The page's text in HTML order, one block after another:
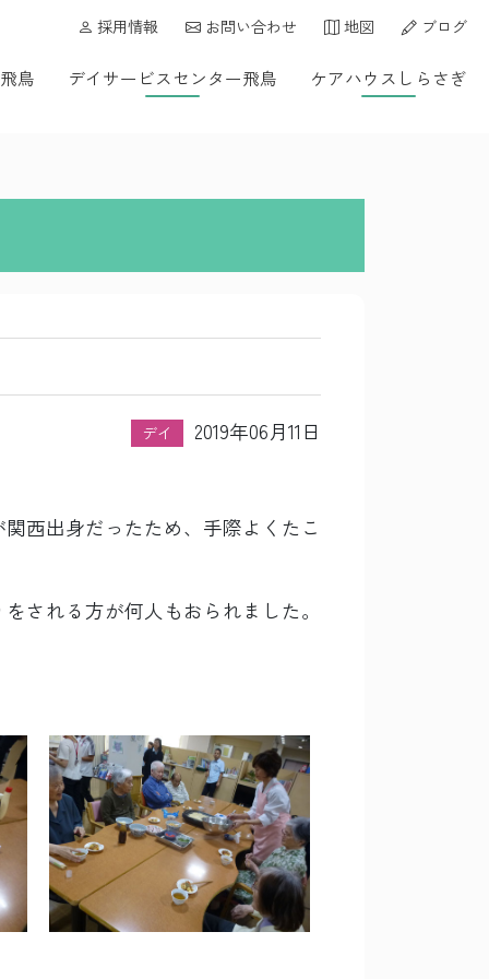
採用情報 お問い合わせ 地図 ブログ
鳥 デイサービスセンター飛鳥 ケアハウスしらさぎ
デイ 2019年06月11日
西出身だったため、手際よくたこ
される方が何人もおられました。